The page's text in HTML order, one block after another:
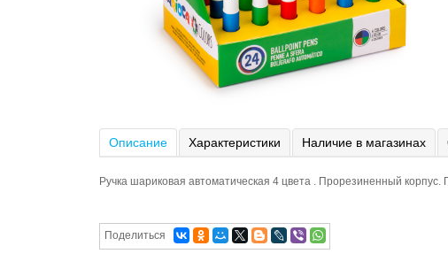
Описание Характеристики Наличие в магазинах
Ручка шариковая автоматическая 4 цвета . Прорезиненный
Поделиться